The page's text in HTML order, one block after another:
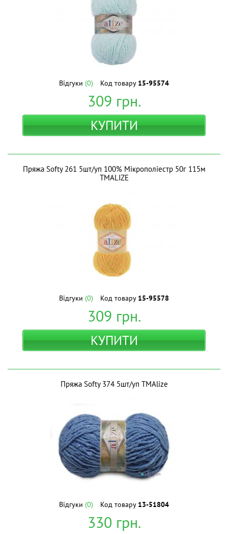
Відгуки (0) Код товару 15-95574
309 грн.
КУПИТИ
Пряжа Softy 261 5шт/уп 100% Мікрополіестр 50г 115м
ТМALIZE
Відгуки (0) Код товару 15-95578
309 грн.
КУПИТИ
Пряжа Softy 374 5шт/уп ТМAlize
Відгуки (0) Код товару 13-51804
330 грн.